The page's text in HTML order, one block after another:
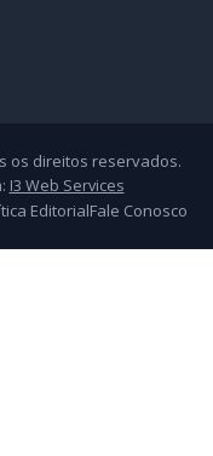
os direitos reservados.
I3 Web Services
EditorialFale Conosco